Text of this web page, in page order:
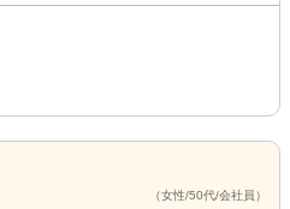
（女性/50代/会社員）